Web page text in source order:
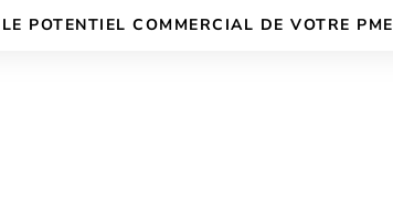
POTENTIEL COMMERCIAL DE VOTRE PME